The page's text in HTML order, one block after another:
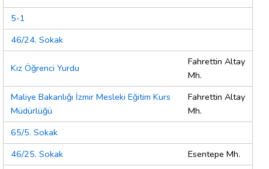
5-1
46/24. Sokak
Kız Öğrenci Yurdu
Fahrettin Altay
Mh.
Maliye Bakanlığı İzmir Mesleki Eğitim Kurs
Müdürlüğü
Fahrettin Altay
Mh.
65/5. Sokak
46/25. Sokak
Esentepe Mh.